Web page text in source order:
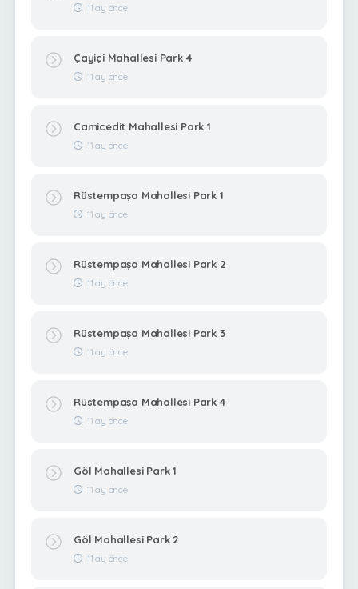
11 ay önce
Çayiçi Mahallesi Park 4
11 ay önce
Camicedit Mahallesi Park 1
11 ay önce
Rüstempaşa Mahallesi Park 1
11 ay önce
Rüstempaşa Mahallesi Park 2
11 ay önce
Rüstempaşa Mahallesi Park 3
11 ay önce
Rüstempaşa Mahallesi Park 4
11 ay önce
Göl Mahallesi Park 1
11 ay önce
Göl Mahallesi Park 2
11 ay önce